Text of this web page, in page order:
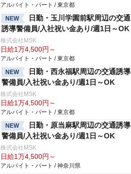
アルバイト・パート / 東京都
NEW
日勤・玉川学園前駅周辺の交通
誘導警備員/入社祝い金あり/週1日～OK
株式会社MSK
日給1万4,500円～
アルバイト・パート / 東京都
NEW
日勤・西永福駅周辺の交通誘導
警備員/入社祝い金あり/週1日～OK
株式会社MSK
日給1万4,500円～
アルバイト・パート / 東京都
NEW
日勤・原当麻駅周辺の交通誘導
警備員/入社祝い金あり/週1日～OK
株式会社MSK
日給1万4,500円～
アルバイト・パート / 神奈川県